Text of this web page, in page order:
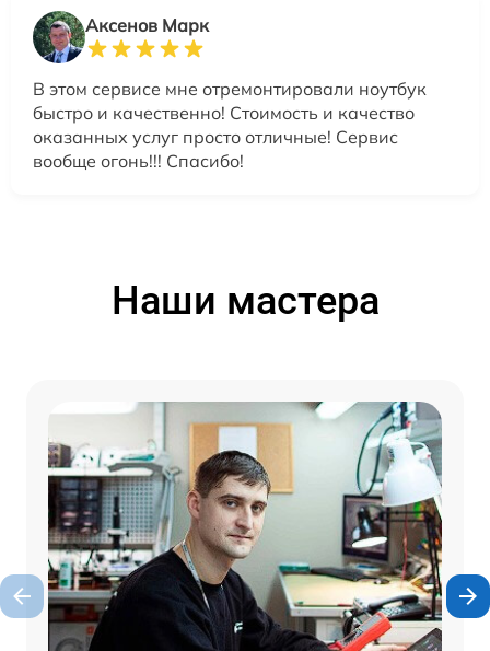
Аксенов Марк
В этом сервисе мне отремонтировали ноутбук
быстро и качественно! Стоимость и качество
оказанных услуг просто отличные! Сервис
вообще огонь!!! Спасибо!
Наши мастера